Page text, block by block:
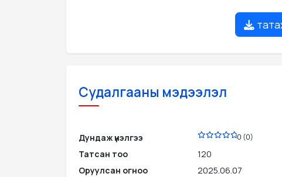
Судалгааны мэдээлэл
Дундаж үнэлгээ 0 (0)
Татсан тоо
120
Оруулсан огноо
2025.06.07